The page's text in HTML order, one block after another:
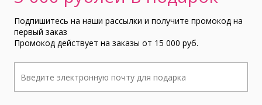
Подпишитесь на наши рассылки и получите промокод на
первый заказ
Промокод действует на заказы от 15 000 руб.